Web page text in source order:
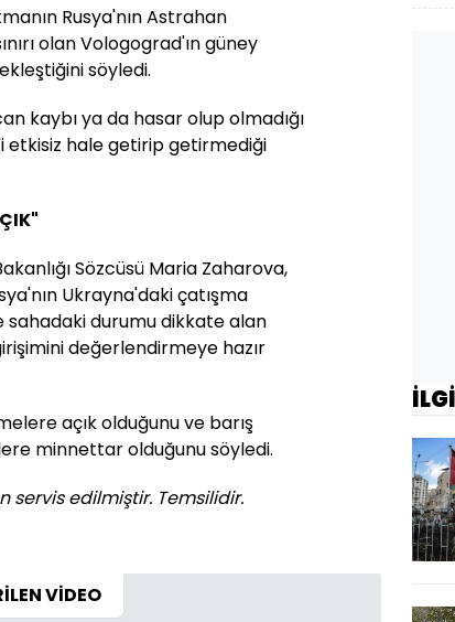
Rusya'nın Astrahan
olan Vologograd'ın güney
söyledi.
kaybı ya da hasar olup olmadığı
etkisiz hale getirip getirmediği
Sözcüsü Maria Zaharova,
Ukrayna'daki çatışma
sahadaki durumu dikkate alan
değerlendirmeye hazır
açık olduğunu ve barış
minnettar olduğunu söyledi.
servis edilmiştir. Temsilidir.
VİDEO